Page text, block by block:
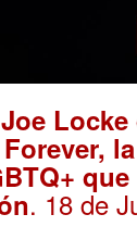
Locke
la
que
. 18 de